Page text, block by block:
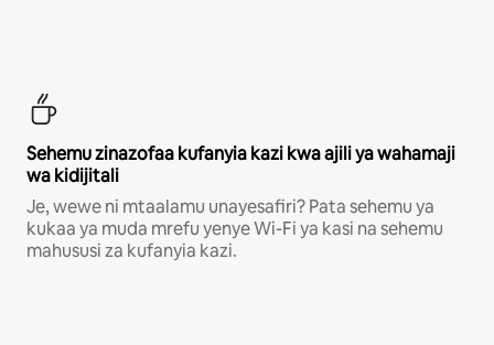
Sehemu zinazofaa kufanyia kazi kwa ajili ya wahamaji
wa kidijitali
Je, wewe ni mtaalamu unayesafiri? Pata sehemu ya
kukaa ya muda mrefu yenye Wi-Fi ya kasi na sehemu
mahususi za kufanyia kazi.